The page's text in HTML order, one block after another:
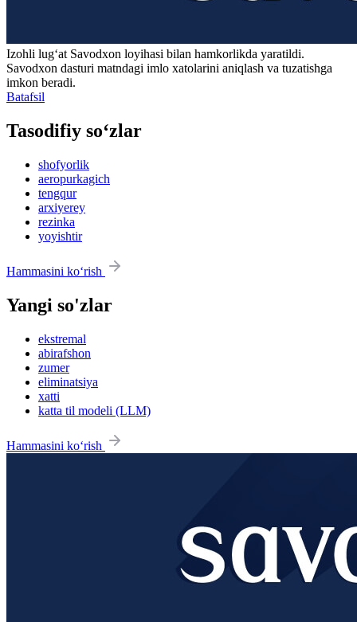
Izohli lugʻat Savodxon loyihasi bilan hamkorlikda yaratildi.
Savodxon dasturi matndagi imlo xatolarini aniqlash va tuzatishga
imkon beradi.
Batafsil
Tasodifiy so‘zlar
shofyorlik
aeropurkagich
tengqur
arxiyerey
rezinka
yoyishtir
Hammasini ko‘rish
Yangi so'zlar
ekstremal
abirafshon
zumer
eliminatsiya
xatti
katta til modeli (LLM)
Hammasini ko‘rish